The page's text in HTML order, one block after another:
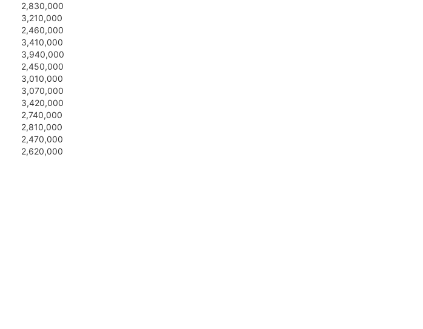
2,830,000
3,210,000
2,460,000
3,410,000
3,940,000
2,450,000
3,010,000
3,070,000
3,420,000
2,740,000
2,810,000
2,470,000
2,620,000